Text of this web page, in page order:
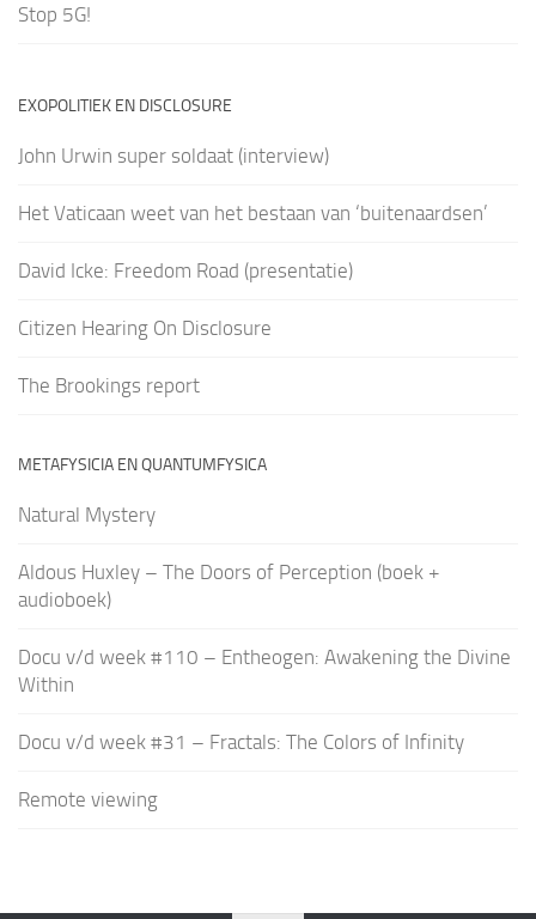
Stop 5G!
EXOPOLITIEK EN DISCLOSURE
John Urwin super soldaat (interview)
Het Vaticaan weet van het bestaan van ‘buitenaardsen’
David Icke: Freedom Road (presentatie)
Citizen Hearing On Disclosure
The Brookings report
METAFYSICIA EN QUANTUMFYSICA
Natural Mystery
Aldous Huxley – The Doors of Perception (boek +
audioboek)
Docu v/d week #110 – Entheogen: Awakening the Divine
Within
Docu v/d week #31 – Fractals: The Colors of Infinity
Remote viewing